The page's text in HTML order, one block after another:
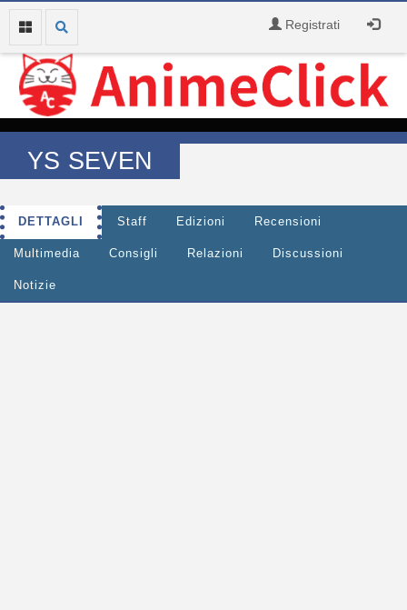
Registrati
YS SEVEN
DETTAGLI Staff Edizioni Recensioni
Multimedia Consigli Relazioni Discussioni
Notizie